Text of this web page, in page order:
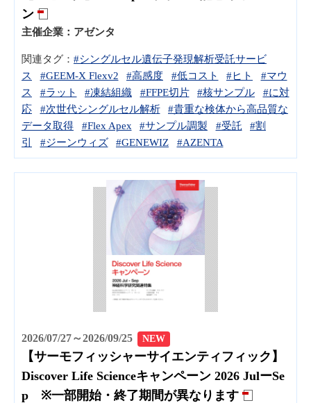
ン
主催企業： アゼンタ
関連タグ： #シングルセル遺伝子発現解析受託サービ
ス
#GEEM-X Flexv2 #高感度 #低コスト #ヒト
#マウ
ス
#ラット #凍結組織 #FFPE切片 #核サンプル
#に対
応
#次世代シングルセル解析
#貴重な検体から高品質な
データ取得
#Flex Apex #サンプル調製 #受託
#割
引
#ジーンウィズ #GENEWIZ #AZENTA
2026/07/27～2026/09/25 NEW
【サーモフィッシャーサイエンティフィック】
Discover Life Scienceキャンペーン 2026 JulーSe
p ※一部開始・終了期間が異なります